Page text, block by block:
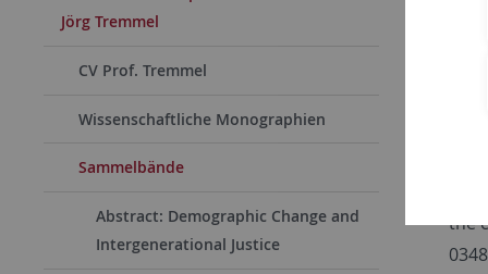
Jörg Tremmel
CV Prof. Tremmel
Wissenschaftliche Monographien
Sammelbände
Abstract: Demographic Change and
Intergenerational Justice
the